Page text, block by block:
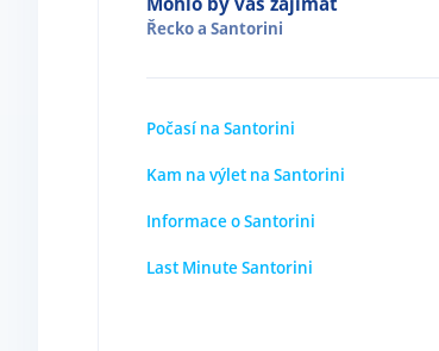
Řeckoa Santorini
Počasí na Santorini
Kam na výlet na Santorini
Informace o Santorini
Last Minute Santorini